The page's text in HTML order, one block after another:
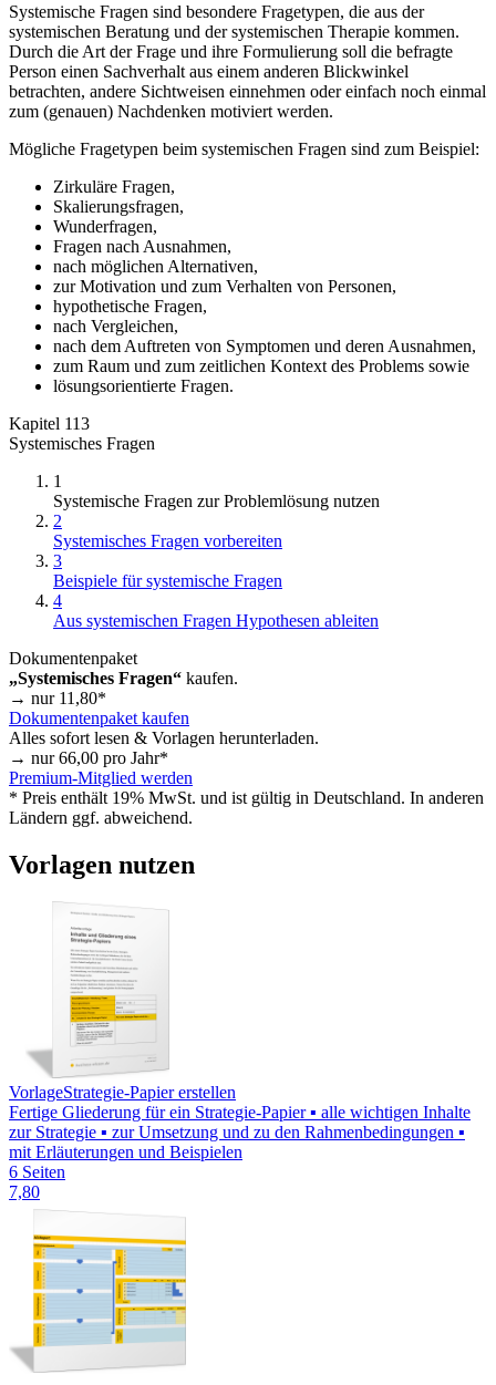
Systemische Fragen sind besondere Fragetypen, die aus der
systemischen Beratung und der systemischen Therapie kommen.
Durch die Art der Frage und ihre Formulierung soll die befragte
Person einen Sachverhalt aus einem anderen Blickwinkel
betrachten, andere Sichtweisen einnehmen oder einfach noch einmal
zum (genauen) Nachdenken motiviert werden.
Mögliche Fragetypen beim systemischen Fragen sind zum Beispiel:
Zirkuläre Fragen,
Skalierungsfragen,
Wunderfragen,
Fragen nach Ausnahmen,
nach möglichen Alternativen,
zur Motivation und zum Verhalten von Personen,
hypothetische Fragen,
nach Vergleichen,
nach dem Auftreten von Symptomen und deren Ausnahmen,
zum Raum und zum zeitlichen Kontext des Problems sowie
lösungsorientierte Fragen.
Kapitel 113
Systemisches Fragen
1
Systemische Fragen zur Problemlösung nutzen
2
Systemisches Fragen vorbereiten
3
Beispiele für systemische Fragen
4
Aus systemischen Fragen Hypothesen ableiten
Dokumentenpaket
„Systemisches Fragen“ kaufen.
→ nur 11,80*
Dokumentenpaket kaufen
Alles sofort lesen & Vorlagen herunterladen.
→ nur66,00 pro Jahr*
Premium-Mitglied werden
* Preis enthält 19% MwSt. und ist gültig in Deutschland. In anderen
Ländern ggf. abweichend.
Vorlagen nutzen
VorlageStrategie-Papier erstellen
Fertige Gliederung für ein Strategie-Papier ▪ alle wichtigen Inhalte
zur Strategie ▪ zur Umsetzung und zu den Rahmenbedingungen ▪
mit Erläuterungen und Beispielen
6 Seiten
7,80